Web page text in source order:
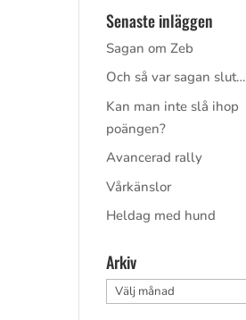
Senaste inläggen
Sagan om Zeb
Och så var sagan slut…
Kan man inte slå ihop
poängen?
Avancerad rally
Vårkänslor
Heldag med hund
Arkiv
Arkiv